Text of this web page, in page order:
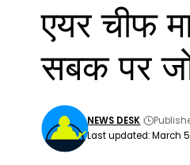
एयर चीफ
सबक पर
Last updated: March
NEWS DESK